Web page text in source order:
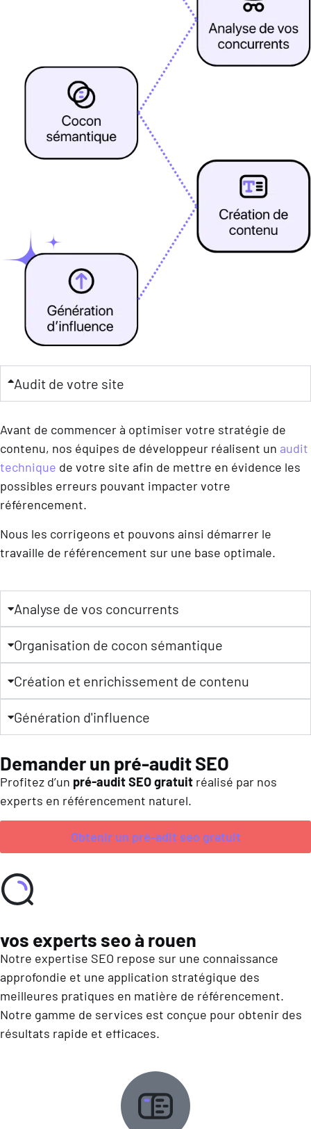
Audit de votre site
Avant de commencer à optimiser votre stratégie de
contenu, nos équipes de développeur réalisent un audit
technique de votre site afin de mettre en évidence les
possibles erreurs pouvant impacter votre
référencement.
Nous les corrigeons et pouvons ainsi démarrer le
travaille de référencement sur une base optimale.
Analyse de vos concurrents
Organisation de cocon sémantique
Création et enrichissement de contenu
Génération d'influence
Demander un pré-audit SEO
Profitez d’un pré-audit SEO gratuit réalisé par nos
experts en référencement naturel.
Obtenir un pré-adit seo gratuit
vos experts seo à rouen
Notre expertise SEO repose sur une connaissance
approfondie et une application stratégique des
meilleures pratiques en matière de référencement.
Notre gamme de services est conçue pour obtenir des
résultats rapide et efficaces.